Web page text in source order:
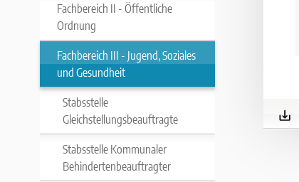
Fachbereich II - Öffentliche
Ordnung
Fachbereich III - Jugend, Soziales
und Gesundheit
Stabsstelle
Gleichstellungsbeauftragte
Stabsstelle Kommunaler
Behindertenbeauftragter